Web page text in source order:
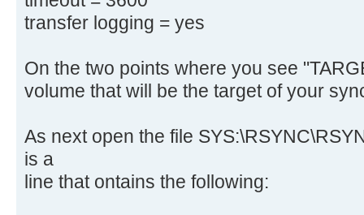
transfer logging = yes
On the two points where you see
volume that will be the target of your
As next open the file
is a
line that ontains the following: